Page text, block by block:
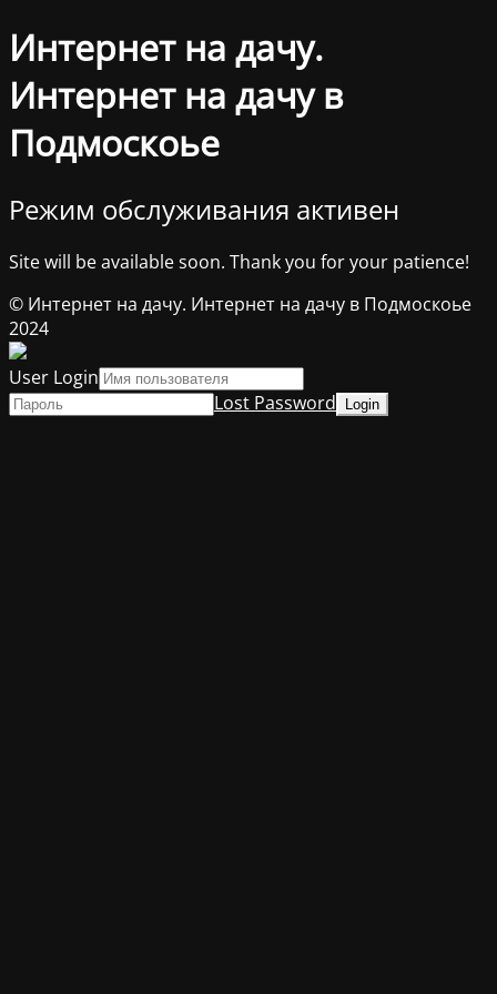
Интернет на дачу.
Интернет на дачу в
Подмоскоье
Режим обслуживания активен
Site will be available soon. Thank you for your patience!
© Интернет на дачу. Интернет на дачу в Подмоскоье
2024
User Login
Lost Password